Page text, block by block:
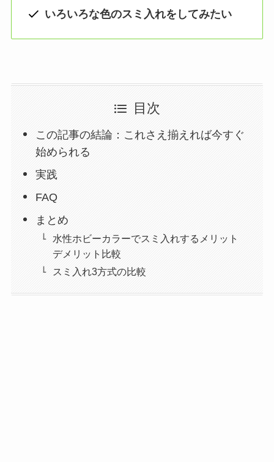
いろいろな色のスミ入れをしてみたい
目次
この記事の結論：これさえ揃えれば今すぐ
始められる
実践
FAQ
まとめ
水性ホビーカラーでスミ入れするメリット
デメリット比較
スミ入れ3方式の比較